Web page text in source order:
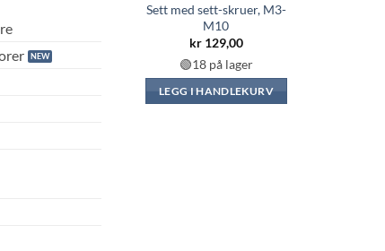
Sett med sett-skruer, M3-
M10
kr129,00
🟢18 på lager
LEGG I HANDLEKURV